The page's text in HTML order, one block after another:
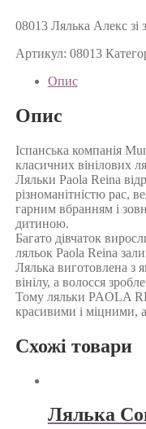
08013 Лялька Алекс зі
Артикул: 08013
Опис
Опис
Іспанська компанія
класичних вінілових
Ляльки Paola Reina
різноманітністю рас,
гарним вбранням і
дитиною.
Багато дівчаток
ляльок Paola Reina
Лялька виготовлена з
вінілу, а волосся
Тому ляльки PAOLA
красивими і міцними,
Схожі товари
Лялька